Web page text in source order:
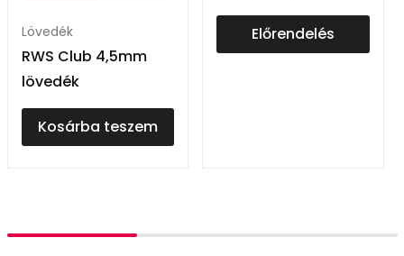
Lövedék
RWS Club 4,5mm
lövedék
Kosárba teszem
Előrendelés